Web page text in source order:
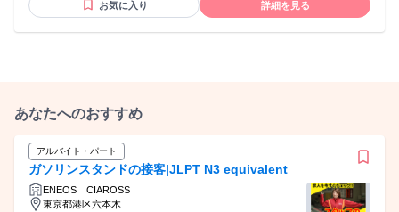
ンター、お客様サポート、 コールセンター、コールスタッ
お気に入り 詳細を見る
あなたへのおすすめ
アルバイト・パート
ガソリンスタンドの接客|JLPT N3 equivalent
ENEOS CIAROSS
東京都港区六本木